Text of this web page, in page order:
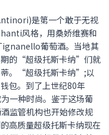
是第一个敢于无视
风格，用桑娇维赛和
葡萄酒。当地其
期的“超级托斯卡纳”们就
。
“超级托斯卡纳” ;以
包。到了上世纪80年
一种时尚。鉴于这场葡
监管机构也开始修改规
高质量超级托斯卡纳现在